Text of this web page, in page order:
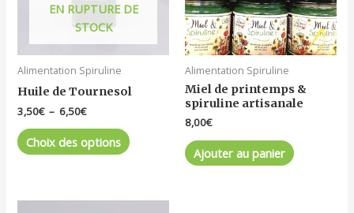
EN RUPTURE DE
STOCK
Alimentation Spiruline
Huile de Tournesol
3,50€ – 6,50€
Choix des options
être
sur
du
Alimentation Spiruline
Miel de printemps &
spiruline artisanale
8,00€
Ajouter au panier